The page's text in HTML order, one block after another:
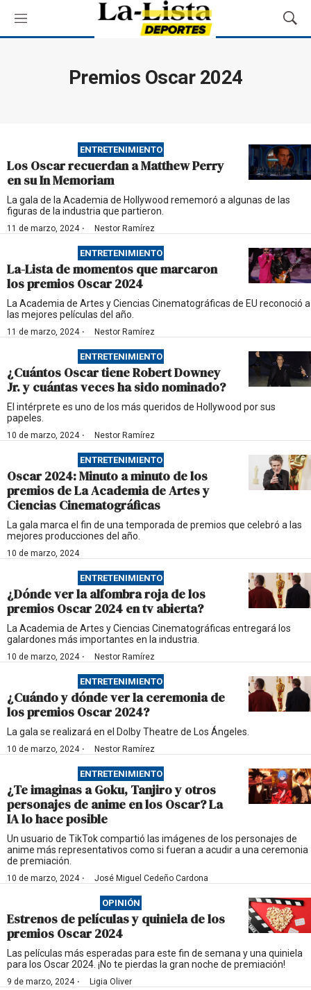
M
e
M
o
ú
s
q
u
e
Premios Oscar 2024
ENTRETENIMIENTO
Los Oscar recuerdan a Matthew Perry
en su In Memoriam
La gala de la Academia de Hollywood rememoró a algunas de las
figuras de la industria que partieron.
11 de marzo, 2024· Nestor Ramírez
ENTRETENIMIENTO
La-Lista de momentos que marcaron
los premios Oscar 2024
La Academia de Artes y Ciencias Cinematográficas de EU reconoció a
las mejores películas del año.
11 de marzo, 2024· Nestor Ramírez
ENTRETENIMIENTO
¿Cuántos Oscar tiene Robert Downey
Jr. y cuántas veces ha sido nominado?
El intérprete es uno de los más queridos de Hollywood por sus
papeles.
10 de marzo, 2024· Nestor Ramírez
ENTRETENIMIENTO
Oscar 2024: Minuto a minuto de los
premios de La Academia de Artes y
Ciencias Cinematográficas
La gala marca el fin de una temporada de premios que celebró a las
mejores producciones del año.
10 de marzo, 2024
ENTRETENIMIENTO
¿Dónde ver la alfombra roja de los
premios Oscar 2024 en tv abierta?
La Academia de Artes y Ciencias Cinematográficas entregará los
galardones más importantes en la industria.
10 de marzo, 2024· Nestor Ramírez
ENTRETENIMIENTO
¿Cuándo y dónde ver la ceremonia de
los premios Oscar 2024?
La gala se realizará en el Dolby Theatre de Los Ángeles.
10 de marzo, 2024· Nestor Ramírez
ENTRETENIMIENTO
¿Te imaginas a Goku, Tanjiro y otros
personajes de anime en los Oscar? La
IA lo hace posible
Un usuario de TikTok compartió las imágenes de los personajes de
anime más representativos como si fueran a acudir a una ceremonia
de premiación.
10 de marzo, 2024· José Miguel Cedeño Cardona
OPINIÓN
Estrenos de películas y quiniela de los
premios Oscar 2024
Las películas más esperadas para este fin de semana y una quiniela
para los Oscar 2024. ¡No te pierdas la gran noche de premiación!
9 de marzo, 2024· Ligia Oliver